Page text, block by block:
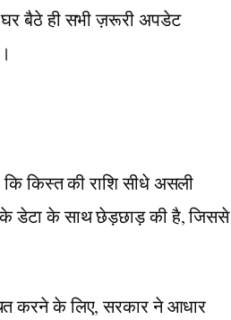
बैठे ही सभी ज़रूरी अपडेट
किस्त की राशि सीधे असली
के डेटा के साथ छेड़छाड़ की है, जिससे
करने के लिए, सरकार ने आधार